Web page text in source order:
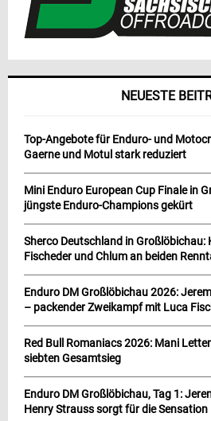
NEUESTE
Top-Angebote für Enduro- und
Gaerne und Motul stark reduziert
Mini Enduro European Cup Finale in
jüngste Enduro-Champions gekürt
Sherco Deutschland in Großlöbichau:
Fischeder und Chlum an beiden
Enduro DM Großlöbichau 2026:
– packender Zweikampf mit Luca
Red Bull Romaniacs 2026: Mani
siebten Gesamtsieg
Enduro DM Großlöbichau, Tag 1:
Henry Strauss sorgt für die Sensation